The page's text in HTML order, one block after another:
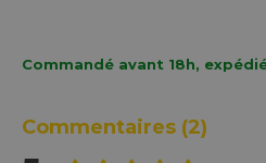
Commandé avant 18h,
Commentaires (2)